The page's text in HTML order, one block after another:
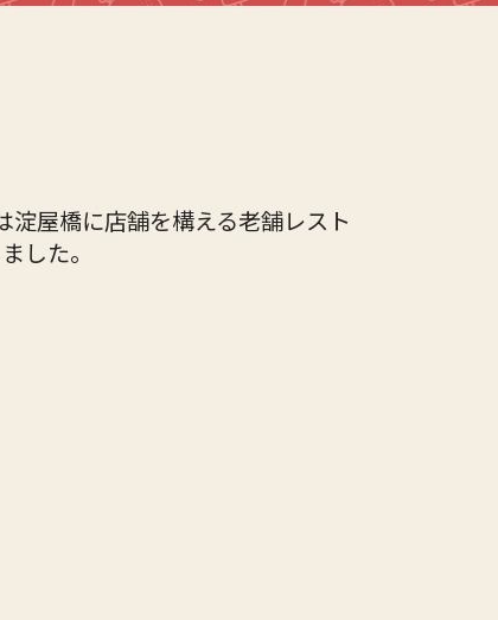
淀屋橋に店舗を構える老舗レスト
した。